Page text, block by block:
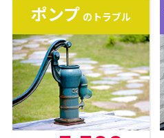
ポンプ のトラブル